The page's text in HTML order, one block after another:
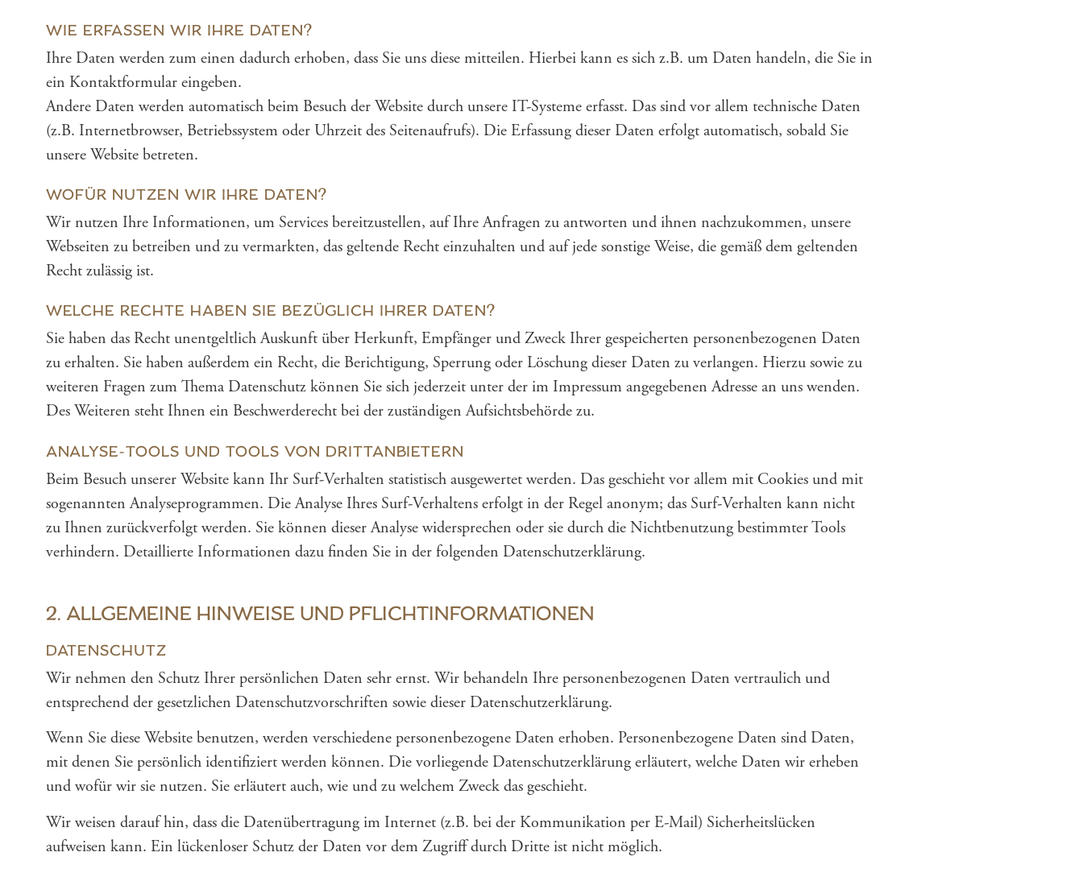
WIE ERFASSEN WIR IHRE DATEN?
Ihre Daten werden zum einen dadurch erhoben, dass Sie uns diese mitteilen. Hierbei kann es sich z.B. um Daten handeln, die Sie in
ein Kontaktformular eingeben.
Andere Daten werden automatisch beim Besuch der Website durch unsere IT-Systeme erfasst. Das sind vor allem technische Daten
(z.B. Internetbrowser, Betriebssystem oder Uhrzeit des Seitenaufrufs). Die Erfassung dieser Daten erfolgt automatisch, sobald Sie
unsere Website betreten.
WOFÜR NUTZEN WIR IHRE DATEN?
Wir nutzen Ihre Informationen, um Services bereitzustellen, auf Ihre Anfragen zu antworten und ihnen nachzukommen, unsere
Webseiten zu betreiben und zu vermarkten, das geltende Recht einzuhalten und auf jede sonstige Weise, die gemäß dem geltenden
Recht zulässig ist.
WELCHE RECHTE HABEN SIE BEZÜGLICH IHRER DATEN?
Sie haben das Recht unentgeltlich Auskunft über Herkunft, Empfänger und Zweck Ihrer gespeicherten personenbezogenen Daten
zu erhalten. Sie haben außerdem ein Recht, die Berichtigung, Sperrung oder Löschung dieser Daten zu verlangen. Hierzu sowie zu
weiteren Fragen zum Thema Datenschutz können Sie sich jederzeit unter der im Impressum angegebenen Adresse an uns wenden.
Des Weiteren steht Ihnen ein Beschwerderecht bei der zuständigen Aufsichtsbehörde zu.
ANALYSE-TOOLS UND TOOLS VON DRITTANBIETERN
Beim Besuch unserer Website kann Ihr Surf-Verhalten statistisch ausgewertet werden. Das geschieht vor allem mit Cookies und mit
sogenannten Analyseprogrammen. Die Analyse Ihres Surf-Verhaltens erfolgt in der Regel anonym; das Surf-Verhalten kann nicht
zu Ihnen zurückverfolgt werden. Sie können dieser Analyse widersprechen oder sie durch die Nichtbenutzung bestimmter Tools
verhindern. Detaillierte Informationen dazu finden Sie in der folgenden Datenschutzerklärung.
2. ALLGEMEINE HINWEISE UND PFLICHTINFORMATIONEN
DATENSCHUTZ
Wir nehmen den Schutz Ihrer persönlichen Daten sehr ernst. Wir behandeln Ihre personenbezogenen Daten vertraulich und
entsprechend der gesetzlichen Datenschutzvorschriften sowie dieser Datenschutzerklärung.
Wenn Sie diese Website benutzen, werden verschiedene personenbezogene Daten erhoben. Personenbezogene Daten sind Daten,
mit denen Sie persönlich identifiziert werden können. Die vorliegende Datenschutzerklärung erläutert, welche Daten wir erheben
und wofür wir sie nutzen. Sie erläutert auch, wie und zu welchem Zweck das geschieht.
Wir weisen darauf hin, dass die Datenübertragung im Internet (z.B. bei der Kommunikation per E-Mail) Sicherheitslücken
aufweisen kann. Ein lückenloser Schutz der Daten vor dem Zugriff durch Dritte ist nicht möglich.